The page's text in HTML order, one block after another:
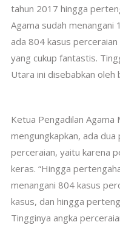
tahun 2017 hingga
Agama sudah menangani
ada 804 kasus
yang cukup fantastis.
Utara ini disebabkan oleh
Ketua Pengadilan Agama
mengungkapkan, ada
perceraian, yaitu karena
keras. “Hingga
menangani 804 kasus
kasus, dan hingga
Tingginya angka